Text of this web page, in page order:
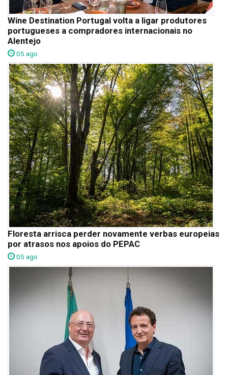
Wine Destination Portugal volta a ligar produtores
portugueses a compradores internacionais no
Alentejo
05 ago
Floresta arrisca perder novamente verbas europeias
por atrasos nos apoios do PEPAC
05 ago